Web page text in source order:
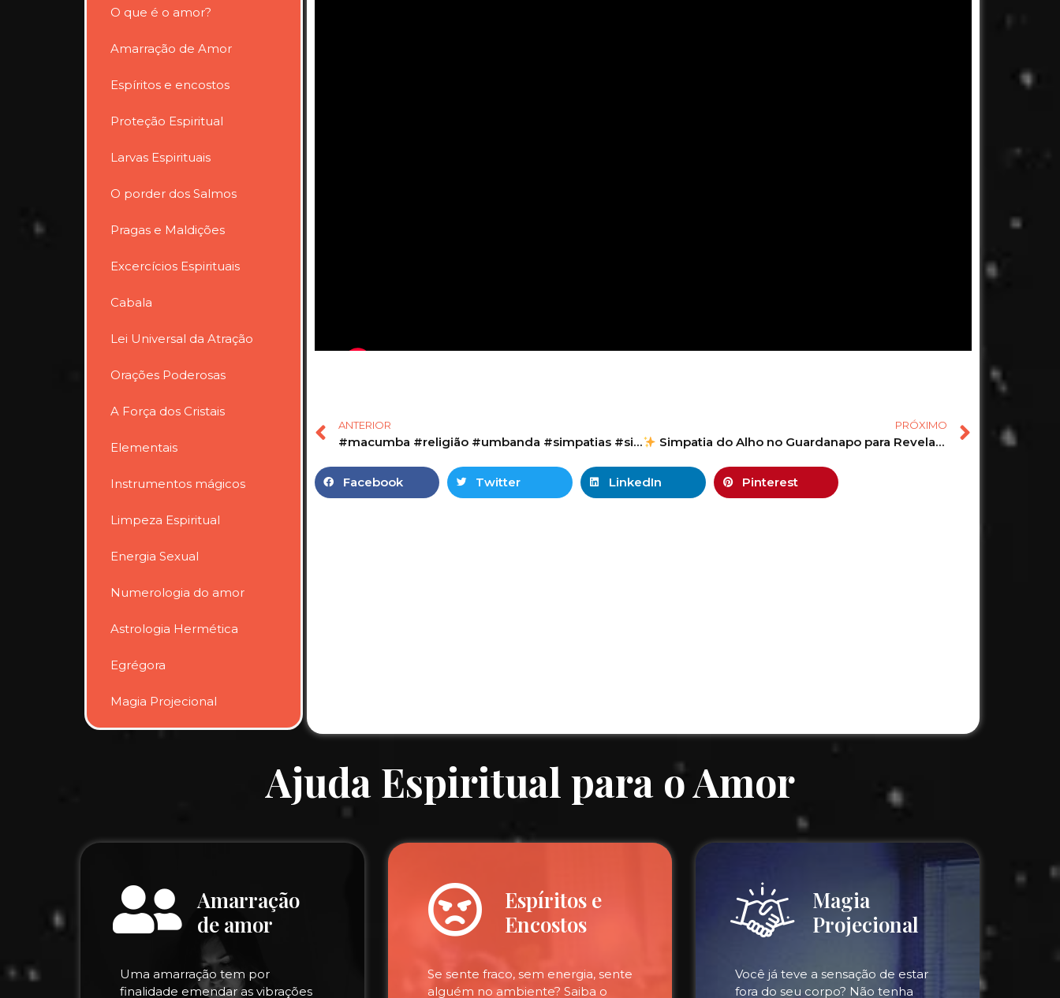
O que é o amor?
Amarração de Amor
Espíritos e encostos
Proteção Espiritual
Larvas Espirituais
O porder dos Salmos
Pragas e Maldições
Excercícios Espirituais
Cabala
Lei Universal da Atração
Orações Poderosas
A Força dos Cristais
Elementais
Instrumentos mágicos
Limpeza Espiritual
Energia Sexual
Numerologia do amor
Astrologia Hermética
Egrégora
Magia Projecional
ANTERIOR
#macumba #religião #umbanda #simpatias #simpatia #bruxa #oração #ex
PRÓXIMO
Simpatia do Alho no Guardanapo para Revelação e Resposta Rápida #amor #simpatias #magia
Facebook Twitter LinkedIn Pinterest
Ajuda Espiritual para o Amor
Amarração
de amor
Uma amarração tem por
finalidade emendar as vibrações
Espíritos e
Encostos
Se sente fraco, sem energia, sente
alguém no ambiente? Saiba o
Magia
Projecional
Você já teve a sensação de estar
fora do seu corpo? Não tenha